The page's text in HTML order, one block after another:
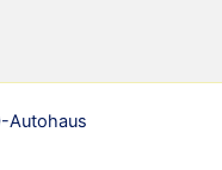
Autohaus